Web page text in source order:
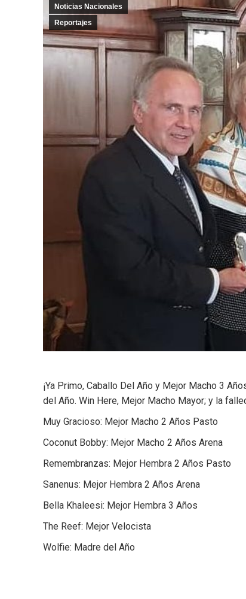
Noticias Nacionales
Reportajes
¡Ya Primo, Caballo Del Año y Mejor Macho 3
del Año. Win Here, Mejor Macho Mayor; y la
Muy Gracioso: Mejor Macho 2 Años Pasto
Coconut Bobby: Mejor Macho 2 Años Arena
Remembranzas: Mejor Hembra 2 Años Pasto
Sanenus: Mejor Hembra 2 Años Arena
Bella Khaleesi: Mejor Hembra 3 Años
The Reef: Mejor Velocista
Wolfie: Madre del Año